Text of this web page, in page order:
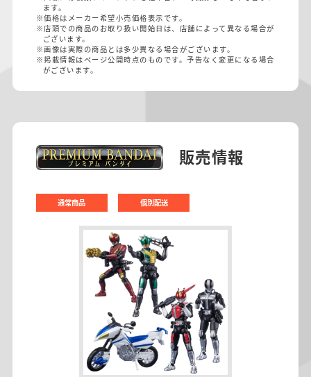
ます。
※価格はメーカー希望小売価格表示です。
※店頭での商品のお取り扱い開始日は、店舗によって異なる場合が
ございます。
※画像は実際の商品とは多少異なる場合がございます。
※掲載情報はページ公開時点のものです。予告なく変更になる場合
がございます。
販売情報
通常商品 個別配送